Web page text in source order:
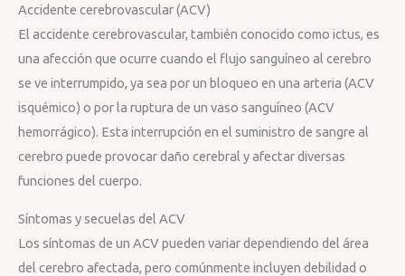
Accidente cerebrovascular (ACV)
El accidente cerebrovascular, también conocido como ictus, es
una afección que ocurre cuando el flujo sanguíneo al cerebro
se ve interrumpido, ya sea por un bloqueo en una arteria (ACV
isquémico) o por la ruptura de un vaso sanguíneo (ACV
hemorrágico). Esta interrupción en el suministro de sangre al
cerebro puede provocar daño cerebral y afectar diversas
funciones del cuerpo.
Síntomas y secuelas del ACV
Los síntomas de un ACV pueden variar dependiendo del área
del cerebro afectada, pero comúnmente incluyen debilidad o